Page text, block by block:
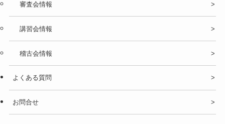
審査会情報
講習会情報
稽古会情報
よくある質問
お問合せ